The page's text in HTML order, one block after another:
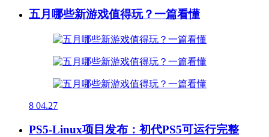
五月哪些新游戏值得玩？一篇看懂
8 04.27
PS5-Linux项目发布：初代PS5可运行完整